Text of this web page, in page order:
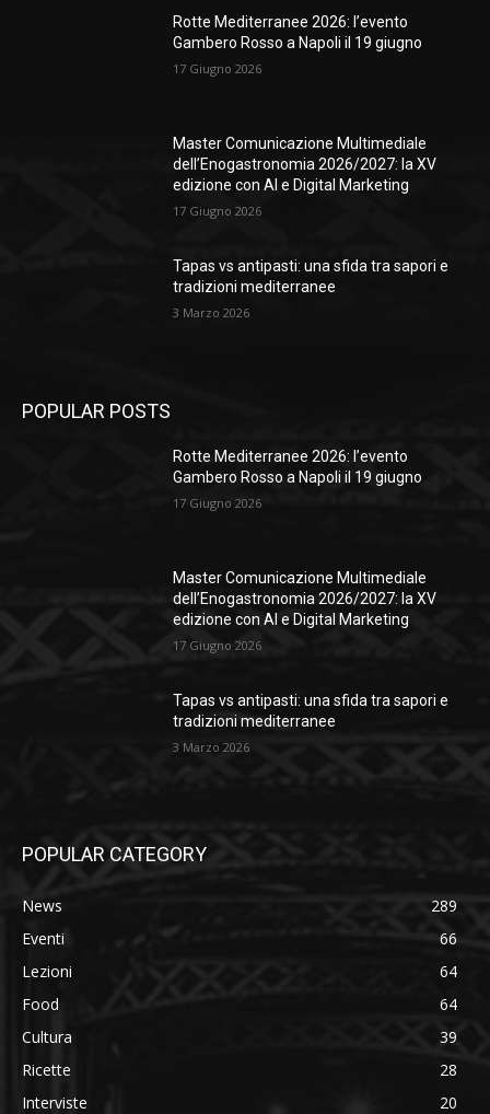
Rotte Mediterranee 2026: l’evento
Gambero Rosso a Napoli il 19 giugno
17 Giugno 2026
Master Comunicazione Multimediale
dell’Enogastronomia 2026/2027: la XV
edizione con AI e Digital Marketing
17 Giugno 2026
Tapas vs antipasti: una sfida tra sapori e
tradizioni mediterranee
3 Marzo 2026
POPULAR POSTS
Rotte Mediterranee 2026: l’evento
Gambero Rosso a Napoli il 19 giugno
17 Giugno 2026
Master Comunicazione Multimediale
dell’Enogastronomia 2026/2027: la XV
edizione con AI e Digital Marketing
17 Giugno 2026
Tapas vs antipasti: una sfida tra sapori e
tradizioni mediterranee
3 Marzo 2026
POPULAR CATEGORY
News
289
Eventi
66
Lezioni
64
Food
64
Cultura
39
Ricette
28
Interviste
20